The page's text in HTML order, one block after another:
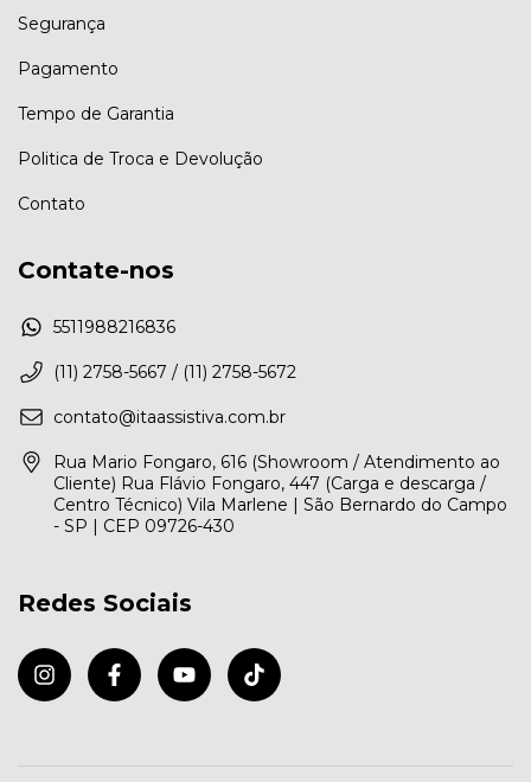
Segurança
Pagamento
Tempo de Garantia
Politica de Troca e Devolução
Contato
Contate-nos
5511988216836
(11) 2758-5667 / (11) 2758-5672
contato@itaassistiva.com.br
Rua Mario Fongaro, 616 (Showroom / Atendimento ao
Cliente) Rua Flávio Fongaro, 447 (Carga e descarga /
Centro Técnico) Vila Marlene | São Bernardo do Campo
- SP | CEP 09726-430
Redes Sociais